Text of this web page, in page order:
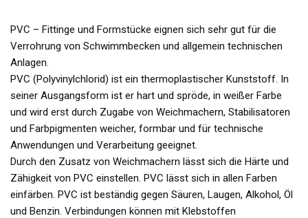
PVC – Fittinge und Formstücke eignen sich sehr gut für die
Verrohrung von Schwimmbecken und allgemein technischen
Anlagen.
PVC (Polyvinylchlorid) ist ein thermoplastischer Kunststoff. In
seiner Ausgangsform ist er hart und spröde, in weißer Farbe
und wird erst durch Zugabe von Weichmachern, Stabilisatoren
und Farbpigmenten weicher, formbar und für technische
Anwendungen und Verarbeitung geeignet.
Durch den Zusatz von Weichmachern lässt sich die Härte und
Zähigkeit von PVC einstellen. PVC lässt sich in allen Farben
einfärben. PVC ist beständig gegen Säuren, Laugen, Alkohol, Öl
und Benzin. Verbindungen können mit Klebstoffen